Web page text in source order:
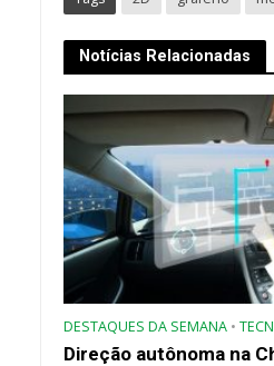
Notícias Relacionadas
DESTAQUES DA SEMANA •
Direção autônoma na